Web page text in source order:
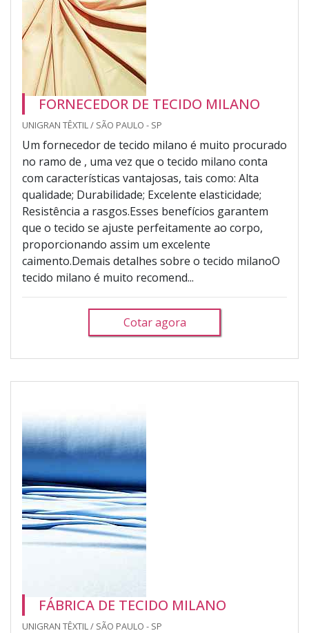
FORNECEDOR DE TECIDO MILANO
UNIGRAN TÊXTIL / SÃO PAULO - SP
Um fornecedor de tecido milano é muito procurado
no ramo de , uma vez que o tecido milano conta
com características vantajosas, tais como: Alta
qualidade; Durabilidade; Excelente elasticidade;
Resistência a rasgos.Esses benefícios garantem
que o tecido se ajuste perfeitamente ao corpo,
proporcionando assim um excelente
caimento.Demais detalhes sobre o tecido milanoO
tecido milano é muito recomend...
Cotar agora
FÁBRICA DE TECIDO MILANO
UNIGRAN TÊXTIL / SÃO PAULO - SP